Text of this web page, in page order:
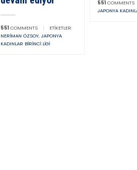
551 COMMENTS |
ETIKETLER:
NERIMAN ÖZSOY, JAPONYA
KADINLAR BIRINCI LIGI
551 COMMENTS
JAPONYA